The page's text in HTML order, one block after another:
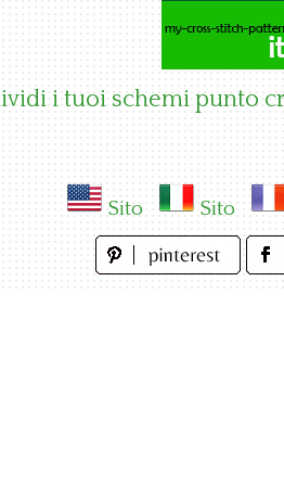
i tuoi schemi punto
Sito Sito